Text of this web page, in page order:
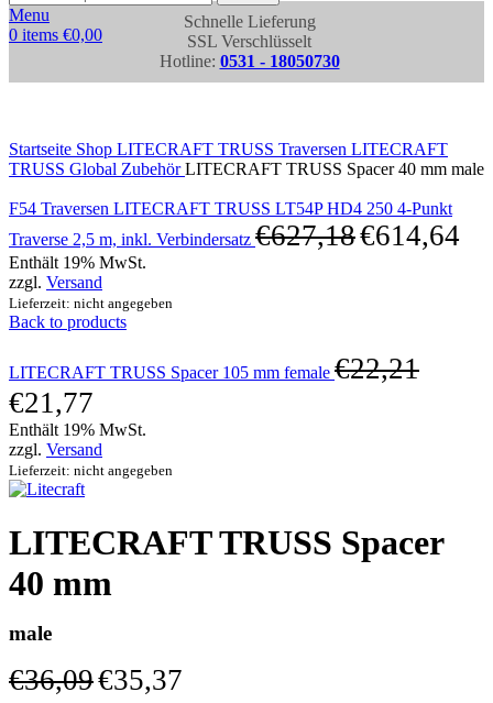
Menu
0 items €0,00
Schnelle Lieferung
SSL Verschlüsselt
Hotline: 0531 - 18050730
Startseite Shop LITECRAFT TRUSS Traversen LITECRAFT
TRUSS Global ZubehörLITECRAFT TRUSS Spacer 40 mm male
F54 Traversen LITECRAFT TRUSS LT54P HD4 250 4-Punkt
Traverse 2,5 m, inkl. Verbindersatz €627,18€614,64
Enthält 19% MwSt.
zzgl. Versand
Lieferzeit: nicht angegeben
Back to products
LITECRAFT TRUSS Spacer 105 mm female €22,21
€21,77
Enthält 19% MwSt.
zzgl. Versand
Lieferzeit: nicht angegeben
LITECRAFT TRUSS Spacer
40 mm
male
€36,09€35,37